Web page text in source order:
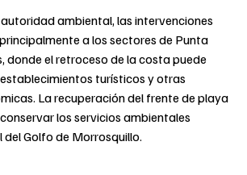
ambiental, las intervenciones
a los sectores de Punta
donde el retroceso de la costa puede
turísticos y otras
La recuperación del frente de playa
los servicios ambientales
Golfo de Morrosquillo.